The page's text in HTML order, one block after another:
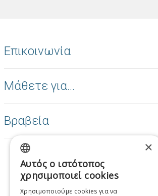
Επικοινωνία
Μάθετε για...
Βραβεία
GREEK
×
Αυτός ο ιστότοπος
χρησιμοποιεί cookies
Χρησιμοποιούμε cookies για να